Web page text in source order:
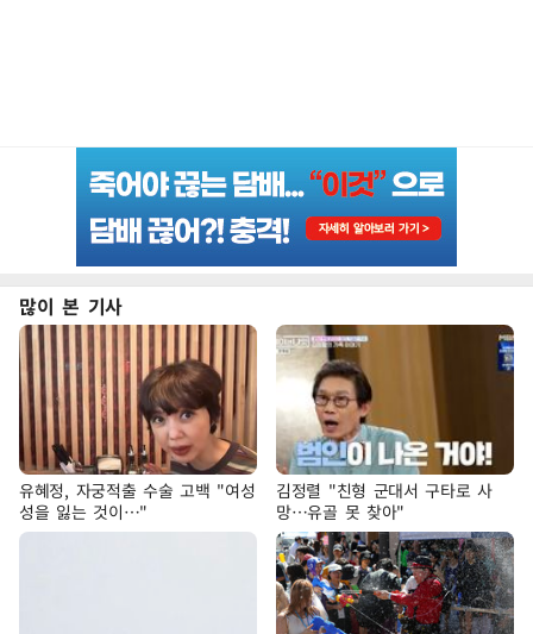
많이 본 기사
유혜정, 자궁적출 수술 고백 "여성
성을 잃는 것이…"
김정렬 "친형 군대서 구타로 사
망…유골 못 찾아"